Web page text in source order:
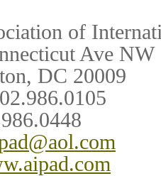
of
Ave NW
DC 20009